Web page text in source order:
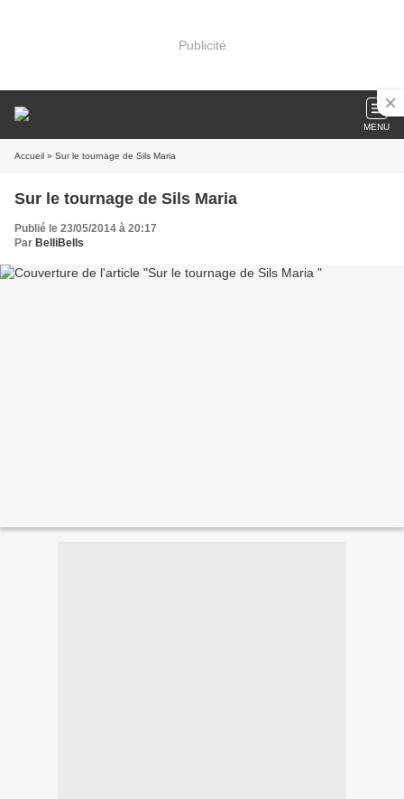
Publicité
MENU
Accueil » Sur le tournage de Sils Maria
Sur le tournage de Sils Maria
Publié le 23/05/2014 à 20:17
Par BelliBells